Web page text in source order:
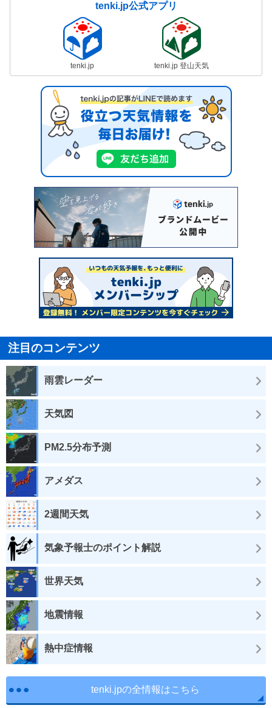
tenki.jp公式アプリ
tenki.jp tenki.jp 登山天気
注目のコンテンツ
雨雲レーダー
天気図
PM2.5分布予測
アメダス
2週間天気
気象予報士のポイント解説
世界天気
地震情報
熱中症情報
tenki.jpの全情報はこちら